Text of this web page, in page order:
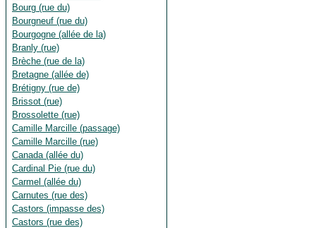
Bourg (rue du)
Bourgneuf (rue du)
Bourgogne (allée de la)
Branly (rue)
Brèche (rue de la)
Bretagne (allée de)
Brétigny (rue de)
Brissot (rue)
Brossolette (rue)
Camille Marcille (passage)
Camille Marcille (rue)
Canada (allée du)
Cardinal Pie (rue du)
Carmel (allée du)
Carnutes (rue des)
Castors (impasse des)
Castors (rue des)